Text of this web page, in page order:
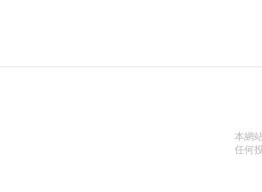
本網
任何